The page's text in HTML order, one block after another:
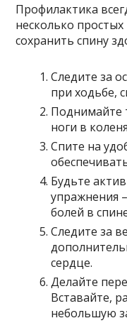
Профилактика
несколько
сохранить спину
Следите за
при ходьбе,
Поднимайте
ноги в
Спите на
Будьте
упражнения
болей в
Следите за
сердце.
Делайте
Вставайте,
небольшую